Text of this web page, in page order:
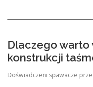
Dlaczego
konstrukcji
Doświadczeni spawacze